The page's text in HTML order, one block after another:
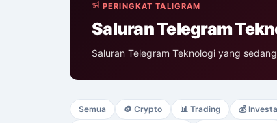
PERINGKAT TALIGRAM
Saluran Telegram
Saluran Telegram Teknologi yang
Semua 🪙 Crypto 📊 Trading 💰